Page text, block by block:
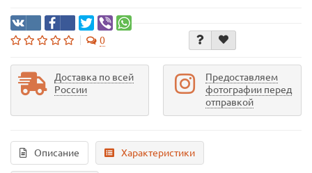
0
Доставка по всей
России
Предоставляем
фотографии перед
отправкой
Описание Характеристики